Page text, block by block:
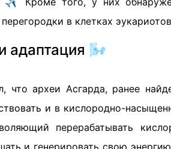
в клетках
адаптация 🌬️
археи Асгарда, ранее
и в кислородно-
перерабатывать
и генерировать свою